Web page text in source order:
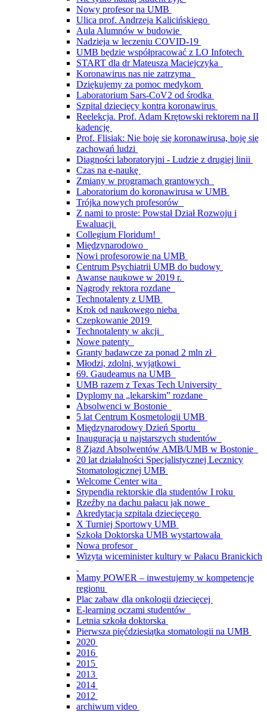
Nowy profesor na UMB
Ulica prof. Andrzeja Kalicińskiego
Aula Alumnów w budowie
Nadzieja w leczeniu COVID-19
UMB będzie współpracować z LO Infotech
START dla dr Mateusza Maciejczyka
Koronawirus nas nie zatrzyma
Dziękujemy za pomoc medykom
Laboratorium Sars-CoV2 od środka
Szpital dziecięcy kontra koronawirus
Reelekcja. Prof. Adam Krętowski rektorem na II
kadencję
Prof. Flisiak: Nie boję się koronawirusa, boję się
zachowań ludzi
Diagności laboratoryjni - Ludzie z drugiej linii
Czas na e-naukę
Zmiany w programach grantowych
Laboratorium do koronawirusa w UMB
Trójka nowych profesorów
Z nami to proste: Powstał Dział Rozwoju i
Ewaluacji
Collegium Floridum!
Międzynarodowo
Nowi profesorowie na UMB
Centrum Psychiatrii UMB do budowy
Awanse naukowe w 2019 r.
Nagrody rektora rozdane
Technotalenty z UMB
Krok od naukowego nieba
Czepkowanie 2019
Technotalenty w akcji
Nowe patenty
Granty badawcze za ponad 2 mln zł
Młodzi, zdolni, wyjątkowi
69. Gaudeamus na UMB
UMB razem z Texas Tech University
Dyplomy na „lekarskim” rozdane
Absolwenci w Bostonie
5 lat Centrum Kosmetologii UMB
Międzynarodowy Dzień Sportu
Inauguracja u najstarszych studentów
8 Zjazd Absolwentów AMB/UMB w Bostonie
20 lat działalności Specjalistycznej Lecznicy
Stomatologicznej UMB
Welcome Center wita
Stypendia rektorskie dla studentów I roku
Rzeźby na dachu pałacu jak nowe
Akredytacja szpitala dziecięcego
X Turniej Sportowy UMB
Szkoła Doktorska UMB wystartowała
Nowa profesor
Wizyta wiceminister kultury w Pałacu Branickich
Mamy POWER – inwestujemy w kompetencje
regionu
Plac zabaw dla onkologii dziecięcej
E-learning oczami studentów
Letnia szkoła doktorska
Pierwsza pięćdziesiątka stomatologii na UMB
2020
2016
2015
2013
2014
2012
archiwum video